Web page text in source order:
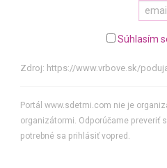
Súhlasím
Zdroj: https://www.vrbove.sk/
Portál www.sdetmi.com nie je
organizátormi. Odporúčame preveriť
potrebné sa prihlásiť vopred.